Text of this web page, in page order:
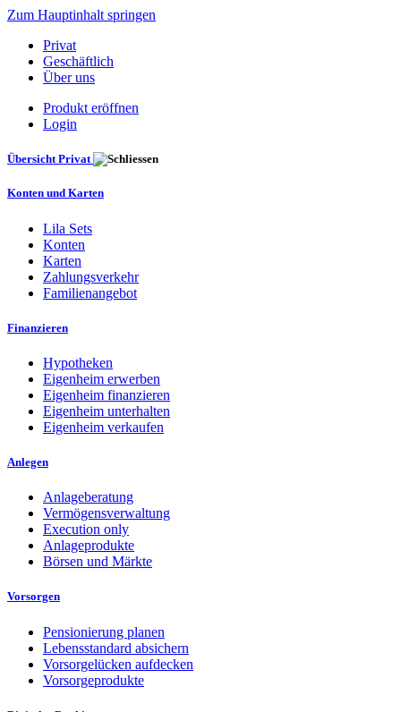
Zum Hauptinhalt springen
Privat
Geschäftlich
Über uns
Produkt eröffnen
Login
Übersicht Privat
Konten und Karten
Lila Sets
Konten
Karten
Zahlungsverkehr
Familienangebot
Finanzieren
Hypotheken
Eigenheim erwerben
Eigenheim finanzieren
Eigenheim unterhalten
Eigenheim verkaufen
Anlegen
Anlageberatung
Vermögensverwaltung
Execution only
Anlageprodukte
Börsen und Märkte
Vorsorgen
Pensionierung planen
Lebensstandard absichern
Vorsorgelücken aufdecken
Vorsorgeprodukte